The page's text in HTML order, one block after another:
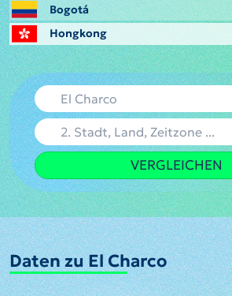
Bogotá
Hongkong
VERGLEICHEN
Daten zu El Charco